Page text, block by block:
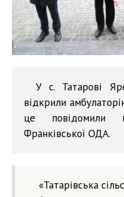
У с. Татарові
відкрили
це повідомили
Франківської ОДА.
«Татарівська